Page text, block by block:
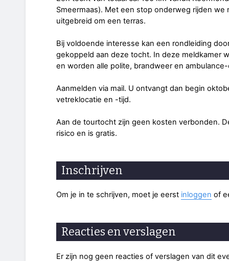
Smeermaas). Met een stop onderweg rijden
uitgebreid om een terras.
Bij voldoende interesse kan een rondleiding
gekoppeld aan deze tocht. In deze meldkamer
en worden alle polite, brandweer en
Aanmelden via mail. U ontvangt dan begin
vetreklocatie en -tijd.
Aan de tourtocht zijn geen kosten verbonden.
risico en is gratis.
Inschrijven
Om je in te schrijven, moet je eerst inloggen of
Reacties en verslagen
Er zijn nog geen reacties of verslagen van dit